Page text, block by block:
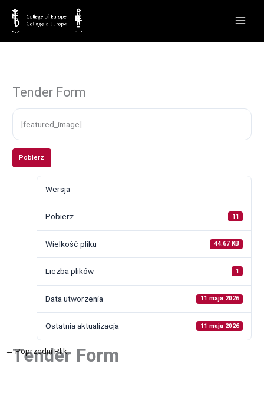
treści
Tender Form
[featured_image]
Pobierz
Wersja
Pobierz 11
Wielkość pliku 44.67 KB
Liczba plików 1
Data utworzenia 11 maja 2026
Ostatnia aktualizacja 11 maja 2026
Tender Form
←Poprzedni Plik